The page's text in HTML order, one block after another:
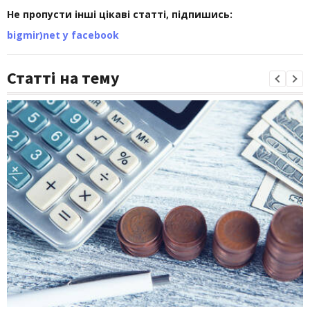
Не пропусти інші цікаві статті, підпишись:
bigmir)net у facebook
Статті на тему